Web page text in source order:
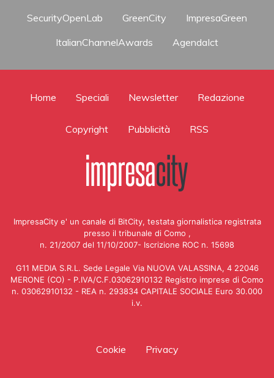
SecurityOpenLab
GreenCity
ImpresaGreen
ItalianChannelAwards
AgendaIct
Home Speciali Newsletter Redazione
Copyright Pubblicità RSS
ImpresaCity e' un canale di BitCity, testata giornalistica registrata
presso il tribunale di Como ,
n. 21/2007 del 11/10/2007- Iscrizione ROC n. 15698
G11 MEDIA S.R.L. Sede Legale Via NUOVA VALASSINA, 4 22046
MERONE (CO) - P.IVA/C.F.03062910132 Registro imprese di Como
n. 03062910132 - REA n. 293834 CAPITALE SOCIALE Euro 30.000
i.v.
Cookie Privacy